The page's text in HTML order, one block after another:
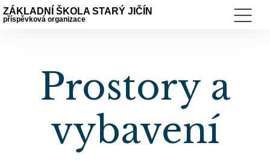
ZÁKLADNÍ ŠKOLA STARÝ JIČÍN
příspěvková organizace
Prostory a
vybavení